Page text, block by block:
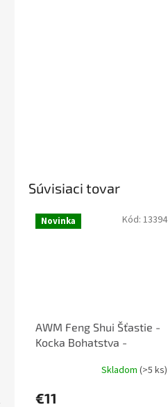
Súvisiaci tovar
Novinka
AWM Feng Shui Šťastie -
Kocka Bohatstva -
Skladom (>5 ks)
€11
Kód: 13394